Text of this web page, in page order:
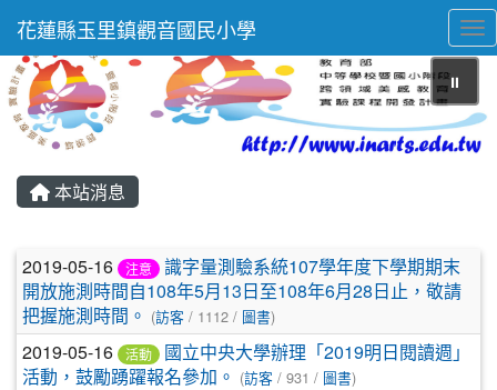
花蓮縣玉里鎮觀音國民小學
⏸
本站消息
文章列表
2019-05-16 注意
識字量測驗系統107學年度下學期期末
開放施測時間自108年5月13日至108年6月28日止，敬請
把握施測時間。 (訪客 / 1112 / 圖書)
2019-05-16 活動
國立中央大學辦理「2019明日閱讀週」
活動，鼓勵踴躍報名參加。 (訪客 / 931 / 圖書)